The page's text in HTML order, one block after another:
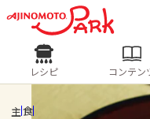
ログインす
ログイン
レシピ
レシピ コンテン
主食